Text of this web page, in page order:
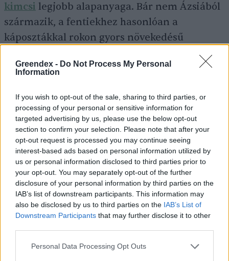
Greendex - Do Not Process My Personal
Information
If you wish to opt-out of the sale, sharing to third parties, or
processing of your personal or sensitive information for
targeted advertising by us, please use the below opt-out
section to confirm your selection. Please note that after your
opt-out request is processed you may continue seeing
interest-based ads based on personal information utilized by
us or personal information disclosed to third parties prior to
your opt-out. You may separately opt-out of the further
disclosure of your personal information by third parties on the
IAB’s list of downstream participants. This information may
also be disclosed by us to third parties on the IAB’s List of
Downstream Participants that may further disclose it to other
Personal Data Processing Opt Outs
kimcsi legjobb alapanyaga. Bár nem Ázsiából
származik, a fentiekhez hasonlóan a
káposztákkal rokon gyors növekedésű
, melyet
salátaként fogyasztunk, és amely kora tavaszi
A zsenge rukkolalevelek 1–2 hónapon át fogyaszthatók.
Kép: MÁS Kert